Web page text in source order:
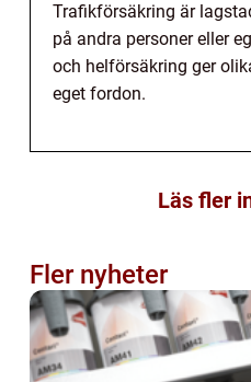
Trafikförsäkring är
på andra personer eller
och helförsäkring ger
eget fordon.
Läs fler
Fler nyheter